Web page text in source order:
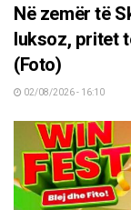
Në zemër të
luksoz, pritet
(Foto)
02/08/2026 - 16:10